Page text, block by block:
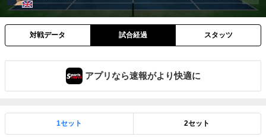
対戦データ 試合経過 スタッツ
アプリなら速報がより快適に
1セット 2セット